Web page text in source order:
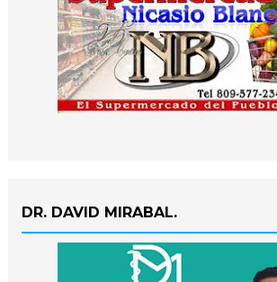
DR. DAVID MIRABAL.